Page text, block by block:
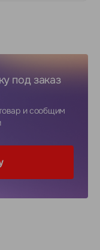
под заказ
и сообщим